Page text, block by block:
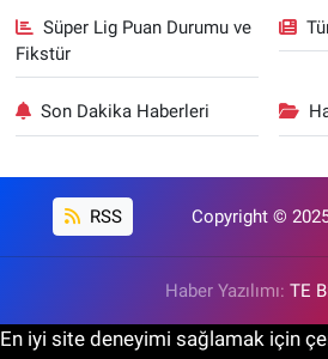
Süper Lig Puan Durumu ve
Fikstür
Son Dakika Haberleri
RSS Copyright ©
Haber Yazılımı: TE
En iyi site deneyimi sağlamak için